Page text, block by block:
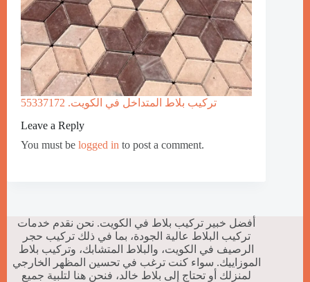
تركيب بلاط المتداخل في الكويت. 55337172
Leave a Reply
You must be logged in to post a comment.
أفضل خبير تركيب بلاط في الكويت. نحن نقدم خدمات
تركيب البلاط عالية الجودة، بما في ذلك تركيب حجر
الرصيف في الكويت، والبلاط المتشابك، وتركيب بلاط
الموزاييك. سواء كنت ترغب في تحسين المظهر الخارجي
لمنزلك أو تحتاج إلى بلاط خالد، فنحن هنا لتلبية جميع